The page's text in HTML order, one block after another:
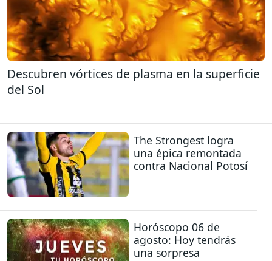
Descubren vórtices de plasma en la superficie
del Sol
The Strongest logra
una épica remontada
contra Nacional Potosí
Horóscopo 06 de
agosto: Hoy tendrás
una sorpresa